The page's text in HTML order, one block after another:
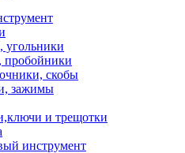
угольники
пробойники
скобы
зажимы
и трещотки
инструмент